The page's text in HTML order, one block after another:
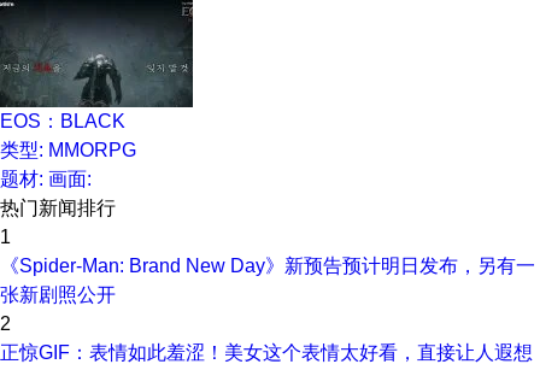
EOS：BLACK
类型: MMORPG
题材: 画面:
热门新闻排行
1
《Spider-Man: Brand New Day》新预告预计明日发布，另有一
张新剧照公开
2
正惊GIF：表情如此羞涩！美女这个表情太好看，直接让人遐想